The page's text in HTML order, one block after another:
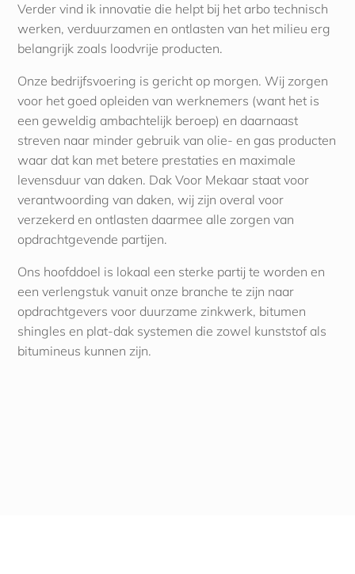
Verder vind ik innovatie die helpt bij het arbo technisch
werken, verduurzamen en ontlasten van het milieu erg
belangrijk zoals loodvrije producten.
Onze bedrijfsvoering is gericht op morgen. Wij zorgen
voor het goed opleiden van werknemers (want het is
een geweldig ambachtelijk beroep) en daarnaast
streven naar minder gebruik van olie- en gas producten
waar dat kan met betere prestaties en maximale
levensduur van daken. Dak Voor Mekaar staat voor
verantwoording van daken, wij zijn overal voor
verzekerd en ontlasten daarmee alle zorgen van
opdrachtgevende partijen.
Ons hoofddoel is lokaal een sterke partij te worden en
een verlengstuk vanuit onze branche te zijn naar
opdrachtgevers voor duurzame zinkwerk, bitumen
shingles en plat-dak systemen die zowel kunststof als
bitumineus kunnen zijn.